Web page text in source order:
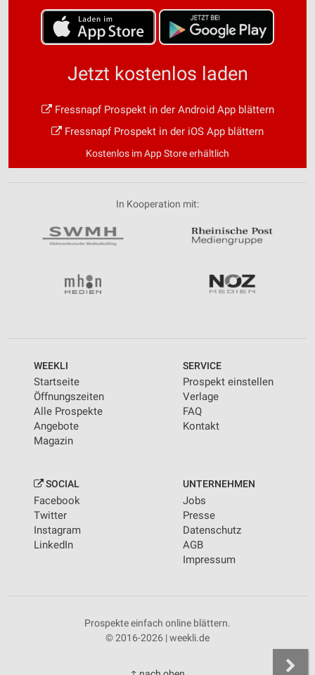
Jetzt kostenlos laden
Fressnapf Prospekt in der Android App blättern
Fressnapf Prospekt in der iOS App blättern
Kostenlos im App Store erhältlich
In Kooperation mit:
WEEKLI
Startseite
Öffnungszeiten
Alle Prospekte
Angebote
Magazin
SERVICE
Prospekt einstellen
Verlage
FAQ
Kontakt
SOCIAL
Facebook
Twitter
Instagram
LinkedIn
UNTERNEHMEN
Jobs
Presse
Datenschutz
AGB
Impressum
Prospekte einfach online blättern.
© 2016-2026 | weekli.de